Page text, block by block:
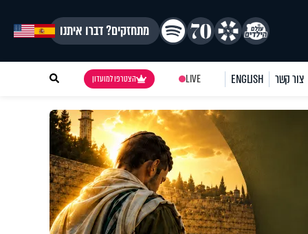
מתחזקים? דברו איתנו
צור קשר ENGLISH
LIVE הצטרפו למועדון